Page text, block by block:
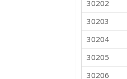
30202
30203
30204
30205
30206